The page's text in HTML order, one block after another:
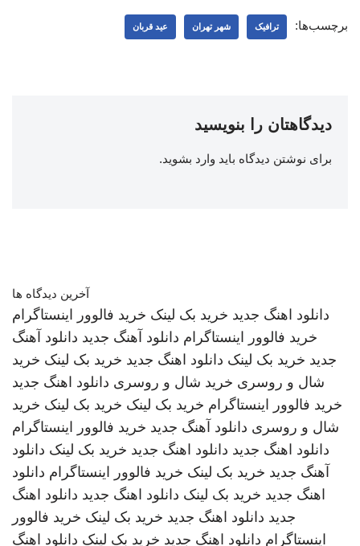
برچسب‌ها: ترافیک شهر تهران عید قربان
دیدگاهتان را بنویسید
برای نوشتن دیدگاه باید وارد بشوید.
آخرین دیدگاه ها
دانلود اهنگ جدید خرید بک لینک خرید فالوور اینستاگرام
خرید فالوور اینستاگرام دانلود آهنگ جدید دانلود آهنگ
جدید خرید بک لینک دانلود اهنگ جدید خرید بک لینک خرید
شال و روسری خرید شال و روسری دانلود اهنگ جدید
خرید فالوور اینستاگرام خرید بک لینک خرید بک لینک خرید
شال و روسری دانلود آهنگ جدید خرید فالوور اینستاگرام
دانلود اهنگ جدید دانلود اهنگ جدید خرید بک لینک دانلود
آهنگ جدید خرید بک لینک خرید فالوور اینستاگرام دانلود
اهنگ جدید خرید بک لینک دانلود اهنگ جدید دانلود اهنگ
جدید دانلود اهنگ جدید خرید بک لینک خرید فالوور
اینستاگرام دانلود اهنگ جدید خرید بک لینک دانلود اهنگ